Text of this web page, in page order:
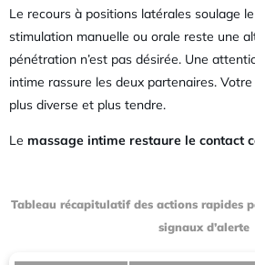
Le recours à positions latérales soulage
stimulation manuelle ou orale reste une
pénétration n’est pas désirée. Une
intime rassure les deux partenaires.
plus diverse et plus tendre.
Le massage intime restaure le contact
Tableau récapitulatif des actions rapides
signaux d’alerte